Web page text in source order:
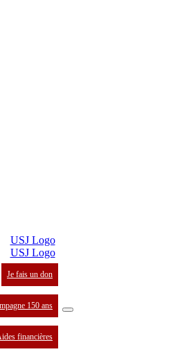
Je fais un don
150 ans
financières